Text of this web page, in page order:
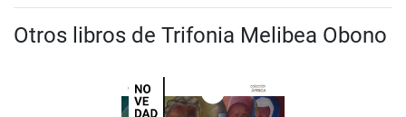
Otros libros de Trifonia Melibea Obono